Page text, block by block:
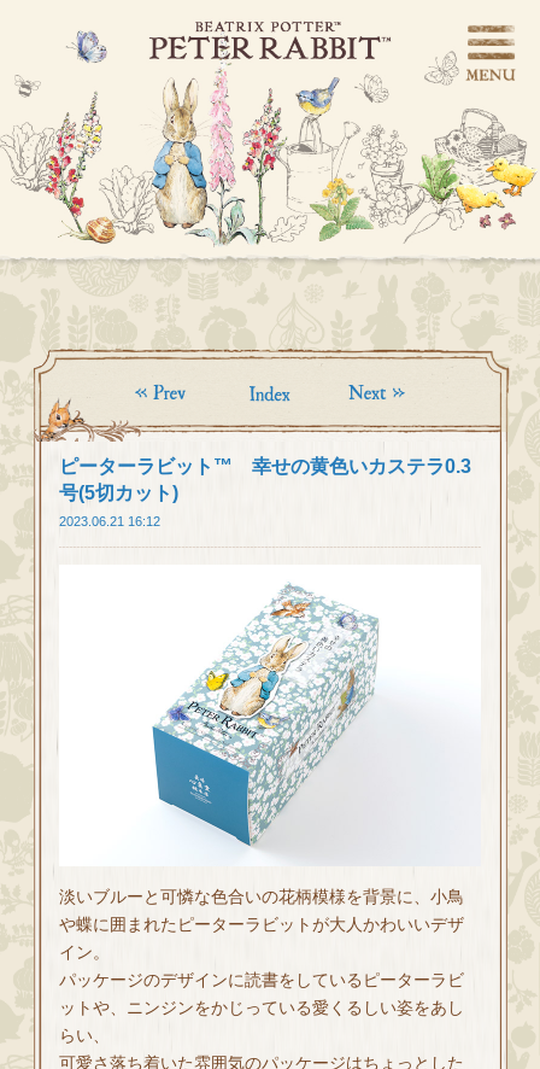
ピーターラビット™ 幸せの黄色いカステラ0.3
号(5切カット)
2023.06.21 16:12
淡いブルーと可憐な色合いの花柄模様を背景に、小鳥
や蝶に囲まれたピーターラビットが大人かわいいデザ
イン。
パッケージのデザインに読書をしているピーターラビ
ットや、ニンジンをかじっている愛くるしい姿をあし
らい、
可愛さ落ち着いた雰囲気のパッケージはちょっとした